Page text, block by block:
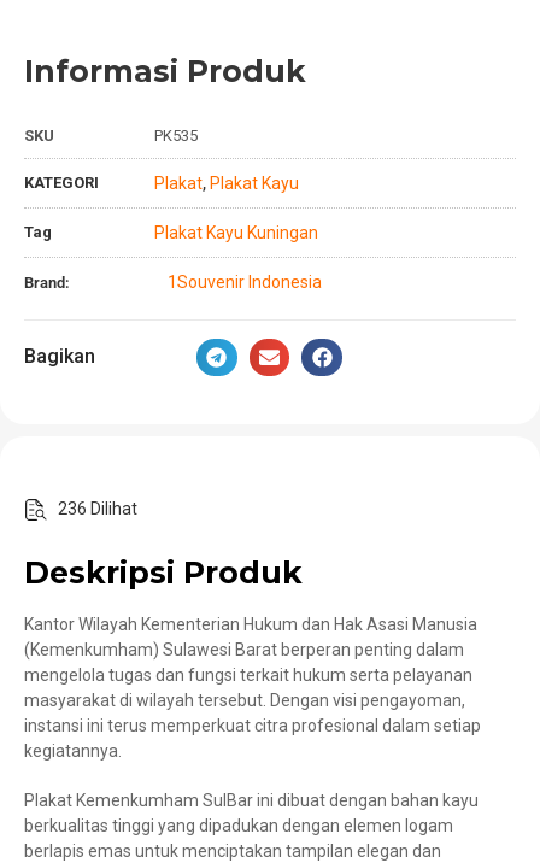
Informasi Produk
SKU PK535
KATEGORI Plakat, Plakat Kayu
Tag Plakat Kayu Kuningan
Brand: 1Souvenir Indonesia
Bagikan
236 Dilihat
Deskripsi Produk
Kantor Wilayah Kementerian Hukum dan Hak Asasi Manusia
(Kemenkumham) Sulawesi Barat berperan penting dalam
mengelola tugas dan fungsi terkait hukum serta pelayanan
masyarakat di wilayah tersebut. Dengan visi pengayoman,
instansi ini terus memperkuat citra profesional dalam setiap
kegiatannya.
Plakat Kemenkumham SulBar ini dibuat dengan bahan kayu
berkualitas tinggi yang dipadukan dengan elemen logam
berlapis emas untuk menciptakan tampilan elegan dan